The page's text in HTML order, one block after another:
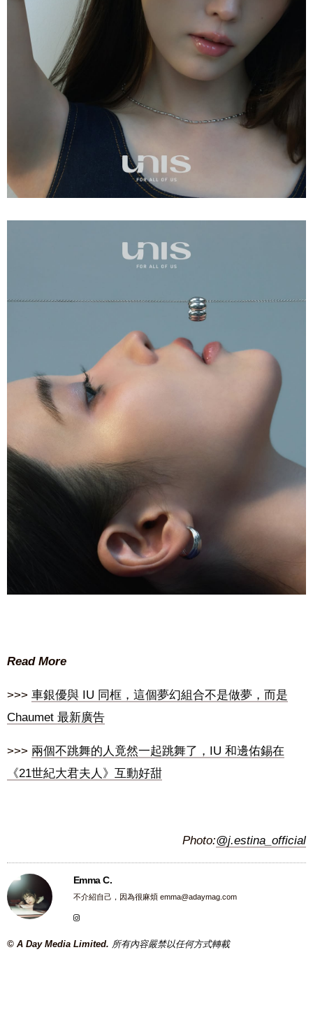
Read More
>>> 車銀優與 IU 同框，這個夢幻組合不是做夢，而是
Chaumet 最新廣告
>>> 兩個不跳舞的人竟然一起跳舞了，IU 和邊佑錫在
《21世紀大君夫人》互動好甜
Photo:@j.estina_official
Emma C.
不介紹自己，因為很麻煩 emma@adaymag.com
© A Day Media Limited. 所有內容嚴禁以任何方式轉載